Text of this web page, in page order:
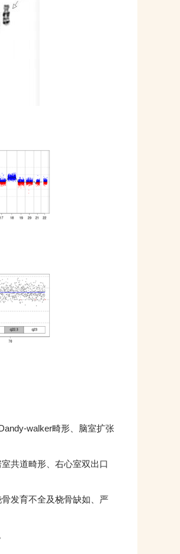
walker畸形、脑室扩张
共道畸形、右心室双出口
发育不全及桡骨缺如、严